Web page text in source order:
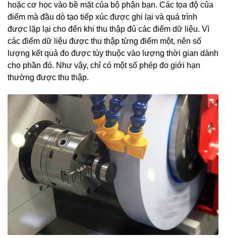
hoặc cơ học vào bề mặt của bộ phận bạn. Các tọa độ của
điểm mà đầu dò tạo tiếp xúc được ghi lại và quá trình
được lặp lại cho đến khi thu thập đủ các điểm dữ liệu. Vì
các điểm dữ liệu được thu thập từng điểm một, nên số
lượng kết quả đo được tùy thuộc vào lượng thời gian dành
cho phần đó. Như vậy, chỉ có một số phép đo giới hạn
thường được thu thập.